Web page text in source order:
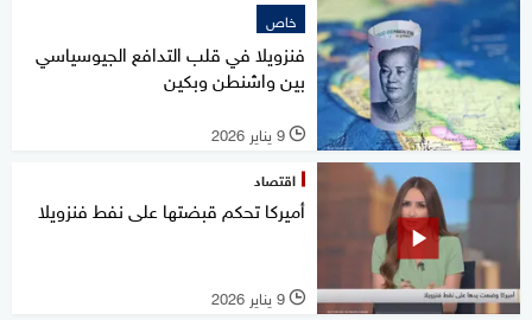
خاص
فنزويلا في قلب التدافع الجيوسياسي
بين واشنطن وبكين
l 9 يناير 2026
اقتصاد
أميركا تحكم قبضتها على نفط فنزويلا
l 9 يناير 2026